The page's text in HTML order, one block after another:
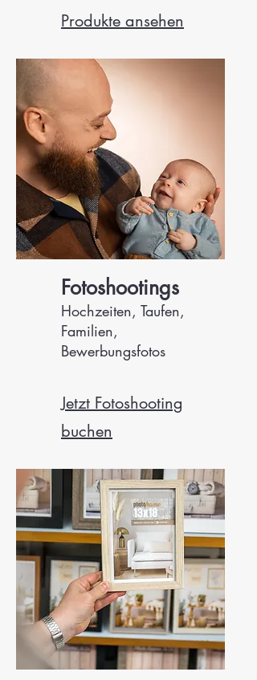
Produkte ansehen
Fotoshootings
Hochzeiten, Taufen,
Familien,
Bewerbungsfotos​
Jetzt Fotoshooting
buchen